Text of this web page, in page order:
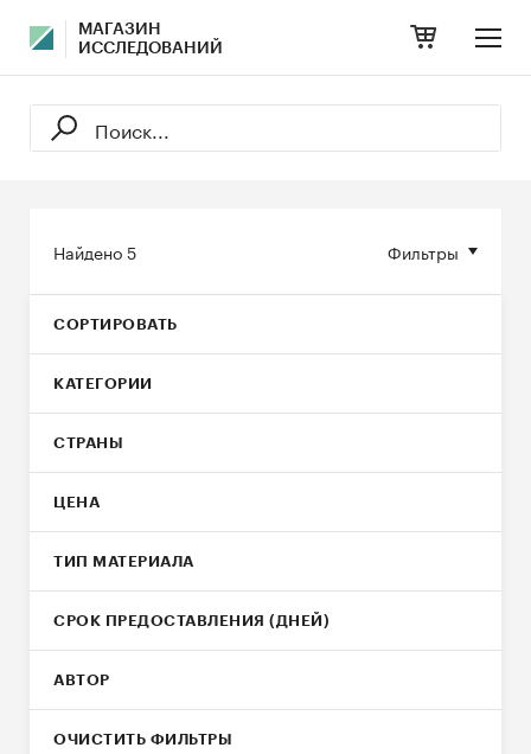
МАГАЗИН
ИССЛЕДОВАНИЙ
Фильтры
Найдено5
СОРТИРОВАТЬ
КАТЕГОРИИ
СТРАНЫ
ЦЕНА
ТИП МАТЕРИАЛА
СРОК ПРЕДОСТАВЛЕНИЯ (ДНЕЙ)
АВТОР
ОЧИСТИТЬ ФИЛЬТРЫ